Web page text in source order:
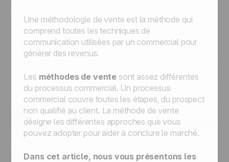
Une méthodologie de vente est la méthode qui
comprend toutes les techniques de
communication utilisées par un commercial pour
générer des revenus.
Les méthodes de vente sont assez différentes
du processus commercial. Un processus
commercial couvre toutes les étapes, du prospect
non qualifié au client. La méthode de vente
désigne les différentes approches que vous
pouvez adopter pour aider à conclure le marché.
Dans cet article, nous vous présentons les